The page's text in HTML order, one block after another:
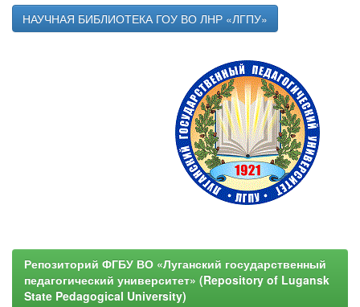
НАУЧНАЯ БИБЛИОТЕКА ГОУ ВО ЛНР «ЛГПУ»
Репозиторий ФГБУ ВО «Луганский государственный
педагогический университет» (Repository of Lugansk
State Pedagogical University)